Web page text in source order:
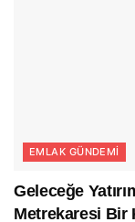
EMLAK GÜNDEMI
Geleceğe
Metrekaresi Bir